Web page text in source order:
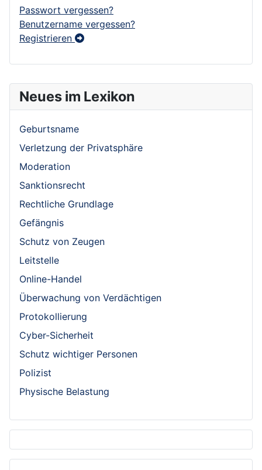
Neues im Lexikon
Geburtsname
Verletzung der Privatsphäre
Moderation
Sanktionsrecht
Rechtliche Grundlage
Gefängnis
Schutz von Zeugen
Leitstelle
Online-Handel
Überwachung von Verdächtigen
Protokollierung
Cyber-Sicherheit
Schutz wichtiger Personen
Polizist
Physische Belastung
Passwort vergessen?
Benutzername vergessen?
Registrieren